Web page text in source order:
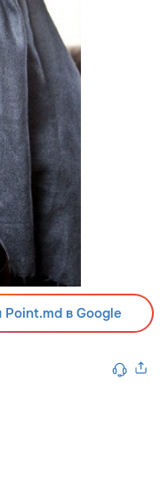
Point.md в Google